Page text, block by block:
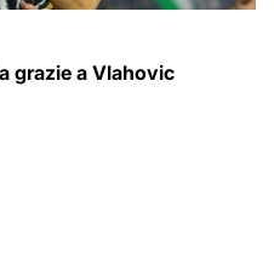
grazie a Vlahovic